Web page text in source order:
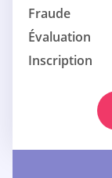
Fraude
Évaluation
Inscription